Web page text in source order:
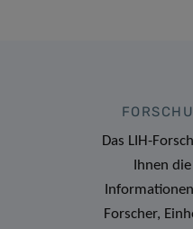
Das LIH-
Ihnen
Forscher,